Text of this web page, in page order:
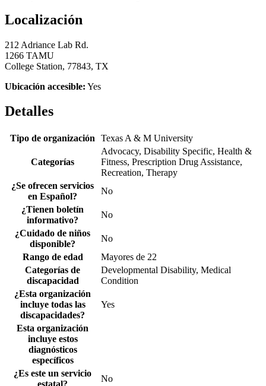
Localización
212 Adriance Lab Rd.
1266 TAMU
College Station, 77843, TX
Ubicación accesible: Yes
Detalles
Tipo de organización Texas A & M University
Categorías
Advocacy, Disability Specific, Health &
Fitness, Prescription Drug Assistance,
Recreation, Therapy
¿Se ofrecen servicios
en Español?
No
¿Tienen boletín
informativo?
No
¿Cuidado de niños
disponible?
No
Rango de edad
Mayores de 22
Categorías de
discapacidad
Developmental Disability, Medical
Condition
¿Esta organización
incluye todas las
discapacidades?
Yes
Esta organización
incluye estos
diagnósticos
específicos
¿Es este un servicio
No